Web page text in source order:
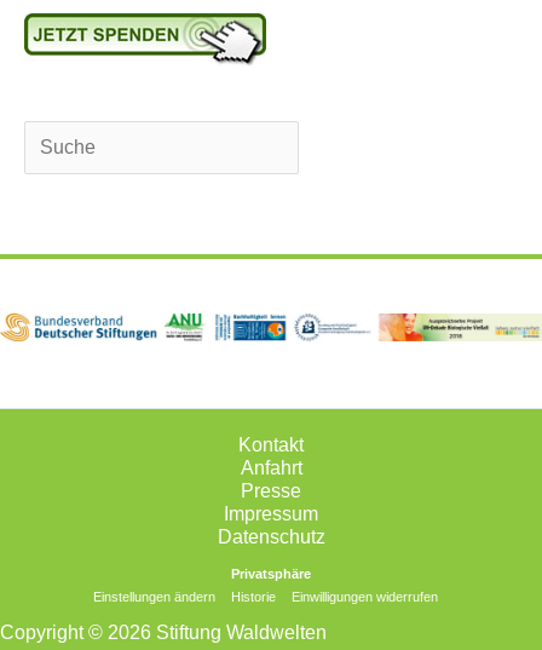
Suchen
Kontakt
Anfahrt
Presse
Impressum
Datenschutz
Privatsphäre
Einstellungen ändern
Historie Einwilligungen widerrufen
Copyright © 2026 Stiftung Waldwelten